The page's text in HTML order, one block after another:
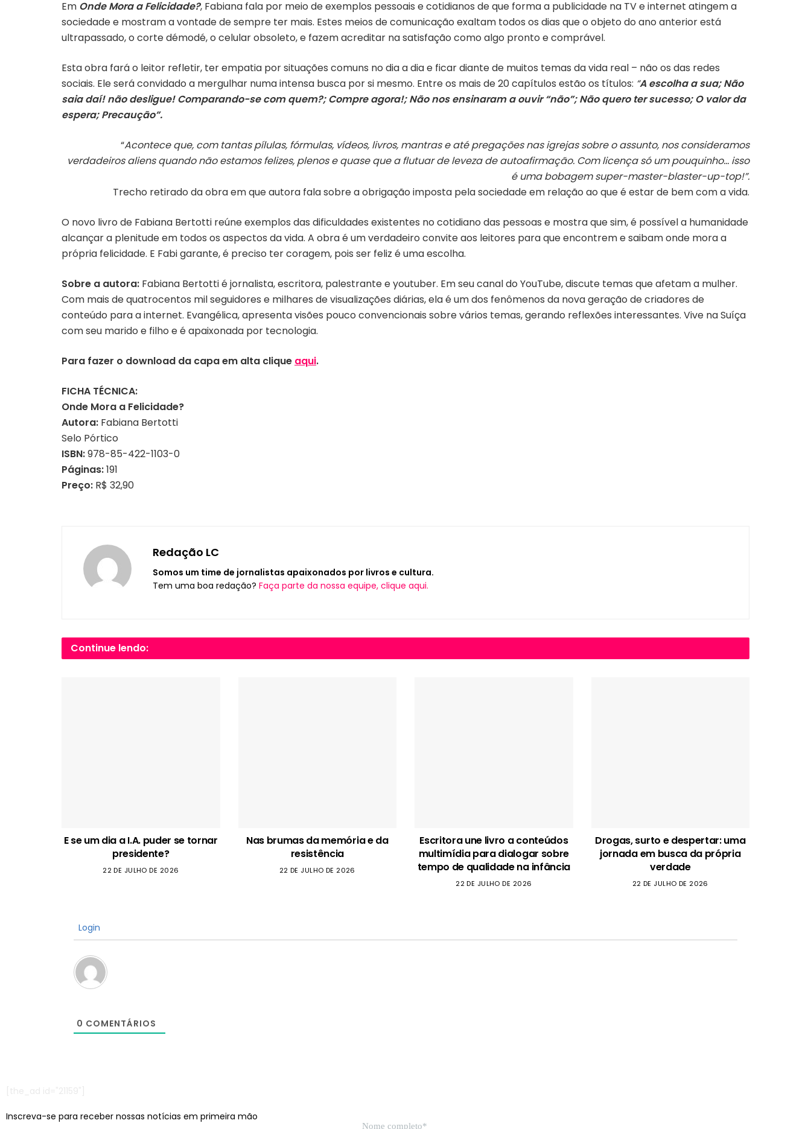
Em Onde Mora a Felicidade?, Fabiana fala por meio de exemplos pessoais e cotidianos de que forma a publicidade na TV e internet atingem a
sociedade e mostram a vontade de sempre ter mais. Estes meios de comunicação exaltam todos os dias que o objeto do ano anterior está
ultrapassado, o corte démodé, o celular obsoleto, e fazem acreditar na satisfação como algo pronto e comprável.
Esta obra fará o leitor refletir, ter empatia por situações comuns no dia a dia e ficar diante de muitos temas da vida real – não os das redes
sociais. Ele será convidado a mergulhar numa intensa busca por si mesmo. Entre os mais de 20 capítulos estão os títulos: “A escolha a sua; Não
saia daí! não desligue! Comparando-se com quem?; Compre agora!; Não nos ensinaram a ouvir “não”; Não quero ter sucesso; O valor da
espera; Precaução”.
“Acontece que, com tantas pílulas, fórmulas, vídeos, livros, mantras e até pregações nas igrejas sobre o assunto, nos consideramos
verdadeiros aliens quando não estamos felizes, plenos e quase que a flutuar de leveza de autoafirmação. Com licença só um pouquinho… isso
é uma bobagem super-master-blaster-up-top!”.
Trecho retirado da obra em que autora fala sobre a obrigação imposta pela sociedade em relação ao que é estar de bem com a vida.
O novo livro de Fabiana Bertotti reúne exemplos das dificuldades existentes no cotidiano das pessoas e mostra que sim, é possível a humanidade
alcançar a plenitude em todos os aspectos da vida. A obra é um verdadeiro convite aos leitores para que encontrem e saibam onde mora a
própria felicidade. E Fabi garante, é preciso ter coragem, pois ser feliz é uma escolha.
Sobre a autora: Fabiana Bertotti é jornalista, escritora, palestrante e youtuber. Em seu canal do YouTube, discute temas que afetam a mulher.
Com mais de quatrocentos mil seguidores e milhares de visualizações diárias, ela é um dos fenômenos da nova geração de criadores de
conteúdo para a internet. Evangélica, apresenta visões pouco convencionais sobre vários temas, gerando reflexões interessantes. Vive na Suíça
com seu marido e filho e é apaixonada por tecnologia.
Para fazer o download da capa em alta clique aqui.
FICHA TÉCNICA:
Onde Mora a Felicidade?
Autora: Fabiana Bertotti
Selo Pórtico
ISBN:978-85-422-1103-0
Páginas:191
Preço: R$ 32,90
Redação LC
Somos um time de jornalistas apaixonados por livros e cultura.
Tem uma boa redação? Faça parte da nossa equipe, clique aqui.
Continue lendo:
E se um dia a I.A. puder se tornar
presidente?
22 DE JULHO DE 2026
Nas brumas da memória e da
resistência
22 DE JULHO DE 2026
Escritora une livro a conteúdos
multimídia para dialogar sobre
tempo de qualidade na infância
22 DE JULHO DE 2026
Drogas, surto e despertar: uma
jornada em busca da própria
verdade
22 DE JULHO DE 2026
Login
0 COMENTÁRIOS
Inscreva-se para receber nossas notícias em primeira mão